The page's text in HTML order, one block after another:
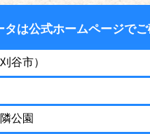
は公式ホームページでご
谷市）
公園